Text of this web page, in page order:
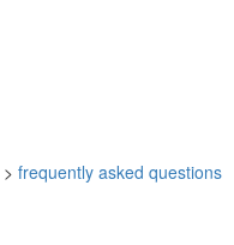
> frequently asked questions